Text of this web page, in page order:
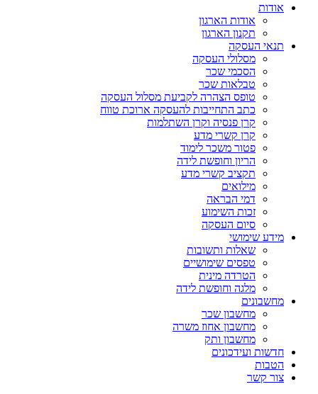
אודות
אודות הארגון
תקנון הארגון
תנאי העסקה
מסלולי העסקה
הסכמי שכר
טבלאות שכר
טופס הצהרה לקביעת מסלול העסקה
כתב התחייבות להעסקה ארוכת טווח
קרן פנסיה וקרן השתלמות
קרן קשרי מדע
פטור משכר לימוד
הריון וחופשת לידה
תקציב קשרי מדע
מילואים
דמי הבראה
זכות השימוע
סיום העסקה
מידע שימושי
שאלות ותשובות
טפסים שימושיים
הטרדה מינית
מלגה וחופשת לידה
מחשבונים
מחשבון שכר
מחשבון אחוז משרה
מחשבון ותק
חדשות ועידכונים
הטבות
צור קשר